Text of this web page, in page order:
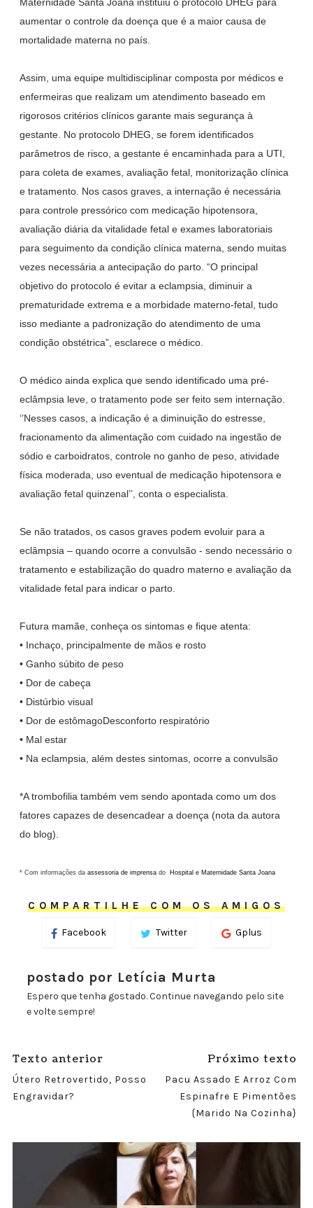
aumentar o controle da doença que é a maior causa de
mortalidade materna no país.
Assim, uma equipe multidisciplinar composta por médicos e
enfermeiras que realizam um atendimento baseado em
rigorosos critérios clínicos garante mais segurança à
gestante. No protocolo DHEG, se forem identificados
parâmetros de risco, a gestante é encaminhada para a UTI,
para coleta de exames, avaliação fetal, monitorização clínica
e tratamento. Nos casos graves, a internação é necessária
para controle pressórico com medicação hipotensora,
avaliação diária da vitalidade fetal e exames laboratoriais
para seguimento da condição clínica materna, sendo muitas
vezes necessária a antecipação do parto. “O principal
objetivo do protocolo é evitar a eclampsia, diminuir a
prematuridade extrema e a morbidade materno-fetal, tudo
isso mediante a padronização do atendimento de uma
condição obstétrica”, esclarece o médico.
O médico ainda explica que sendo identificado uma pré-
eclâmpsia leve, o tratamento pode ser feito sem internação.
‘’Nesses casos, a indicação é a diminuição do estresse,
fracionamento da alimentação com cuidado na ingestão de
sódio e carboidratos, controle no ganho de peso, atividade
física moderada, uso eventual de medicação hipotensora e
avaliação fetal quinzenal’’, conta o especialista.
Se não tratados, os casos graves podem evoluir para a
eclâmpsia – quando ocorre a convulsão - sendo necessário o
tratamento e estabilização do quadro materno e avaliação da
vitalidade fetal para indicar o parto.
Futura mamãe, conheça os sintomas e fique atenta:
• Inchaço, principalmente de mãos e rosto
• Ganho súbito de peso
• Dor de cabeça
• Distúrbio visual
• Dor de estômagoDesconforto respiratório
• Mal estar
• Na eclampsia, além destes sintomas, ocorre a convulsão
*A trombofilia também vem sendo apontada como um dos
fatores capazes de desencadear a doença (nota da autora
do blog).
* Com informações da assessoria de imprensado Hospital e Maternidade Santa Joana
COMPARTILHE COM OS AMIGOS
Facebook Twitter Gplus
postado por Letícia Murta
Espero que tenha gostado. Continue navegando pelo site
e volte sempre!
Texto anterior
Útero Retrovertido, Posso
Engravidar?
Próximo texto
Pacu Assado E Arroz Com
Espinafre E Pimentões
{Marido Na Cozinha}